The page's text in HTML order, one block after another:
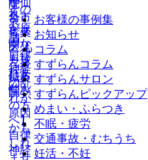
お客様の事例集
お知らせ
コラム
すずらんコラム
すずらんサロン
すずらんピックアップ
めまい・ふらつき
不眠・疲労
交通事故・むちうち
妊活・不妊